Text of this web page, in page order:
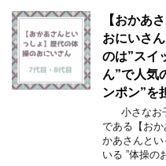
【おかあ
おにいさ
のは”スイ
ん”で人気
ンポン”を
小さなお子
である【お
かあさんと
いる ”体操